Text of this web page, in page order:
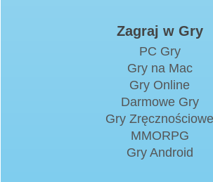
Zagraj w Gry
PC Gry
Gry na Mac
Gry Online
Darmowe Gry
Gry Zręcznościowe
MMORPG
Gry Android